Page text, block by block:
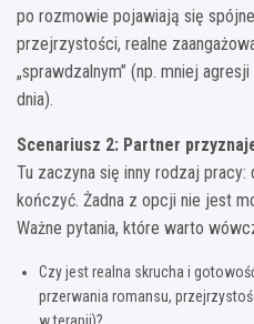
po rozmowie pojawiają się
przejrzystości, realne
„sprawdzalnym” (np. mniej
dnia).
Scenariusz 2: Partner
Tu zaczyna się inny rodzaj
kończyć. Żadna z opcji nie jest
Ważne pytania, które warto
Czy jest realna skrucha i
przerwania romansu,
w terapii)?